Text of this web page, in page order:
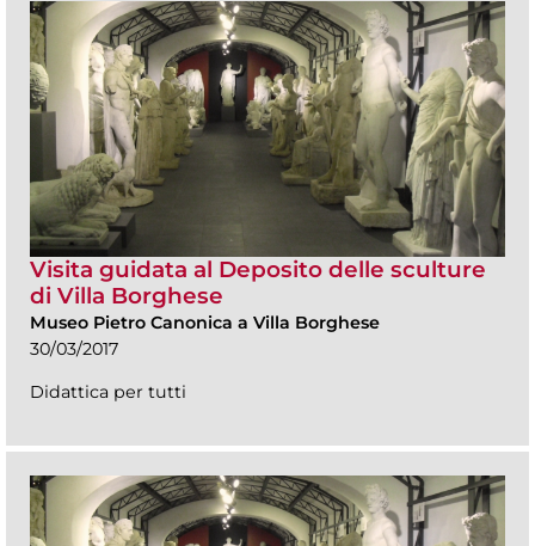
Visita guidata al Deposito delle sculture
di Villa Borghese
Museo Pietro Canonica a Villa Borghese
30/03/2017
Didattica per tutti